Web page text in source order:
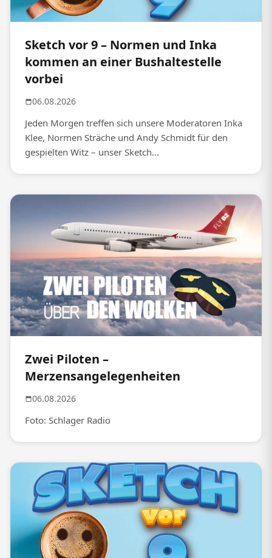
Sketch vor 9 – Normen und Inka
kommen an einer Bushaltestelle
vorbei
06.08.2026
Jeden Morgen treffen sich unsere Moderatoren Inka
Klee, Normen Sträche und Andy Schmidt für den
gespielten Witz – unser Sketch...
Zwei Piloten –
Merzensangelegenheiten
06.08.2026
Foto: Schlager Radio